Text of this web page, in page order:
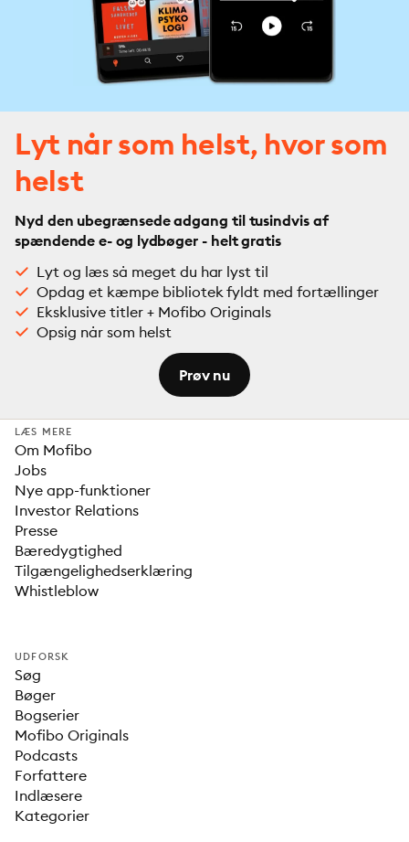
Lyt når som helst, hvor som
helst
Nyd den ubegrænsede adgang til tusindvis af
spændende e- og lydbøger - helt gratis
Lyt og læs så meget du har lyst til
Opdag et kæmpe bibliotek fyldt med fortællinger
Eksklusive titler + Mofibo Originals
Opsig når som helst
Prøv nu
LÆS MERE
Om Mofibo
Jobs
Nye app-funktioner
Investor Relations
Presse
Bæredygtighed
Tilgængelighedserklæring
Whistleblow
UDFORSK
Søg
Bøger
Bogserier
Mofibo Originals
Podcasts
Forfattere
Indlæsere
Kategorier